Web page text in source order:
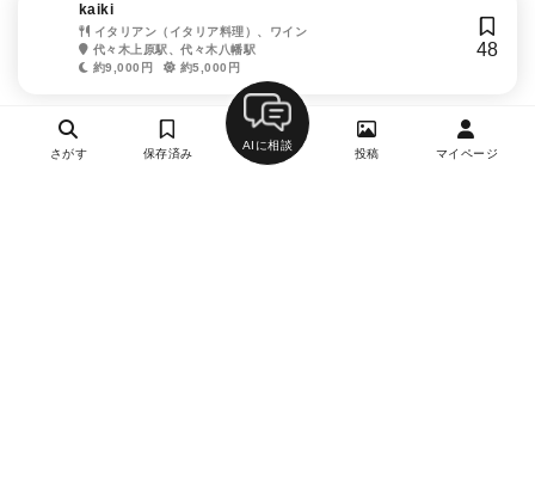
kaiki
イタリアン（イタリア料理）、ワイン
代々木上原駅、代々木八幡駅
約9,000円
約5,000円
48
さがす 保存済み
AIに相談
投稿 マイページ